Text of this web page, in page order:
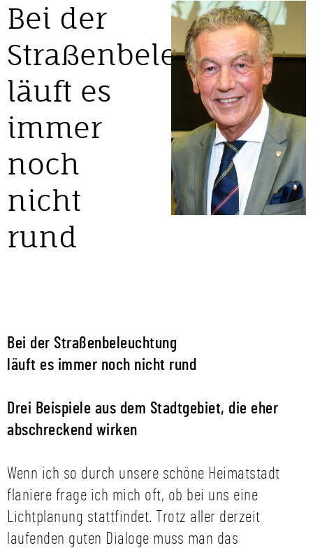
Bei der
Straßenbeleuchtung
läuft es
immer
noch
nicht
rund
Bei der Straßenbeleuchtung
läuft es immer noch nicht rund
Drei Beispiele aus dem Stadtgebiet, die eher
abschreckend wirken
Wenn ich so durch unsere schöne Heimatstadt
flaniere frage ich mich oft, ob bei uns eine
Lichtplanung stattfindet. Trotz aller derzeit
laufenden guten Dialoge muss man das